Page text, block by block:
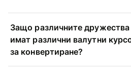
Защо различните дружества
имат различни валутни
за конвертиране?